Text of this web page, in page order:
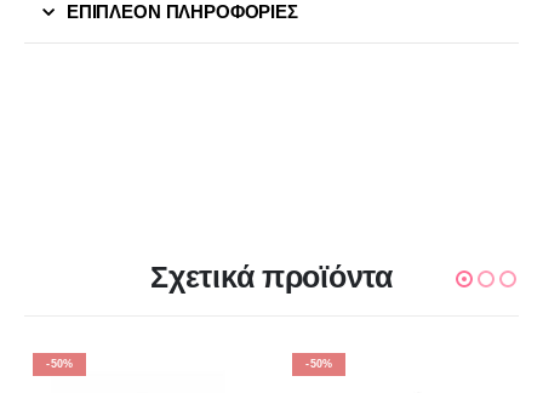
ΕΠΙΠΛΈΟΝ ΠΛΗΡΟΦΟΡΊΕΣ
Σχετικά προϊόντα
-50% -50%